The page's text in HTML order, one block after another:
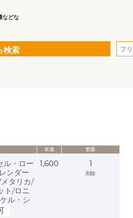
などな
検索
単価 数量
ル・ロー
ンダー
タリカ/
ト/ロニ
ル・シ
1,600 1
削除